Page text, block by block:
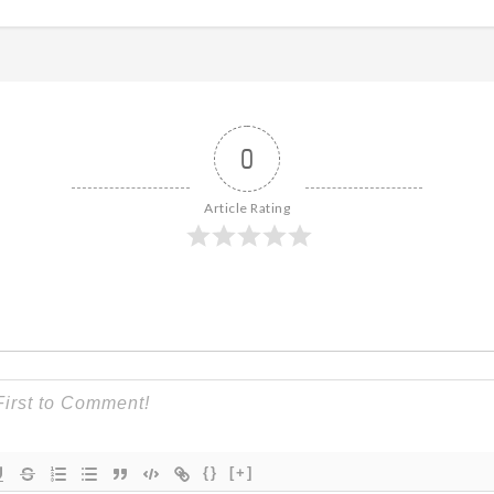
0
Article Rating
{} [+]